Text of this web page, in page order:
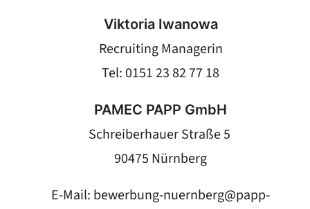
Viktoria Iwanowa
Recruiting Managerin
Tel: 0151 23 82 77 18
PAMEC PAPP GmbH
Schreiberhauer Straße 5
90475 Nürnberg
E-Mail: bewerbung-nuernberg@papp-